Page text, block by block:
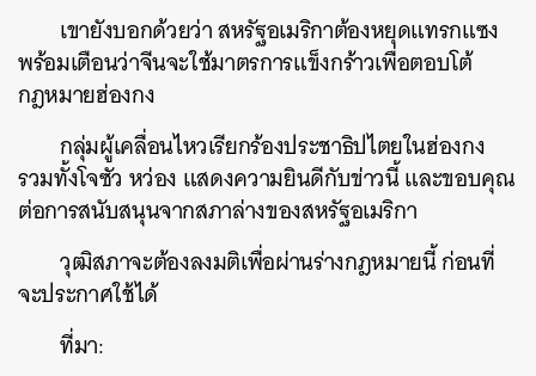
เขายังบอกด้วยว่า สหรัฐอเมริกาต้องหยุดแทรกแซง
พร้อมเตือนว่าจีนจะใช้มาตรการแข็งกร้าวเพื่อตอบโต้
กฎหมายฮ่องกง
กลุ่มผู้เคลื่อนไหวเรียกร้องประชาธิปไตยในฮ่องกง
รวมทั้งโจซัว หว่อง แสดงความยินดีกับข่าวนี้ และขอบคุณ
ต่อการสนับสนุนจากสภาล่างของสหรัฐอเมริกา
วุฒิสภาจะต้องลงมติเพื่อผ่านร่างกฎหมายนี้ ก่อนที่
จะประกาศใช้ได้
ที่มา: